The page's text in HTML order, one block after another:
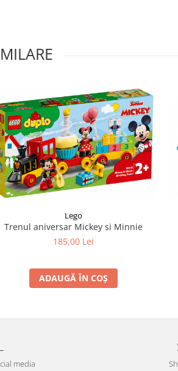
Lego
Trenul aniversar Mickey si Minnie
185,00 Lei
ADAUGĂ ÎN COȘ
media